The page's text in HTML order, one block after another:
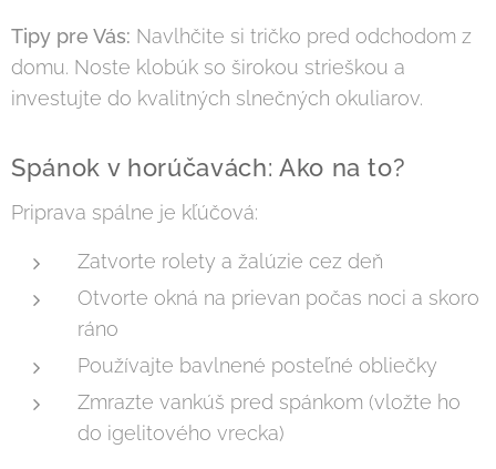
Tipy pre Vás: Navlhčite si tričko pred odchodom z
domu. Noste klobúk so širokou strieškou a
investujte do kvalitných slnečných okuliarov.
Spánok v horúčavách: Ako na to?
Priprava spálne je kľúčová:
Zatvorte rolety a žalúzie cez deň
Otvorte okná na prievan počas noci a skoro
ráno
Používajte bavlnené posteľné obliečky
Zmrazte vankúš pred spánkom (vložte ho
do igelitového vrecka)